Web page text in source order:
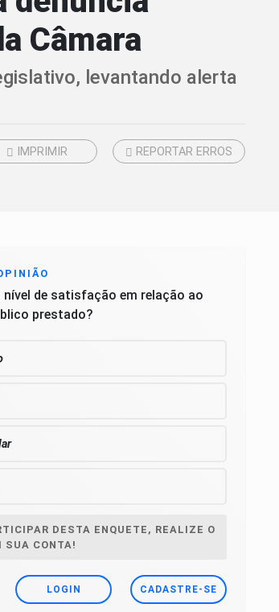
Câmara
levantando alerta
IMPRIMIR REPORTAR ERROS
nível de satisfação em relação ao
prestado?
DESTA ENQUETE, REALIZE O
SUA CONTA!
LOGIN CADASTRE-SE